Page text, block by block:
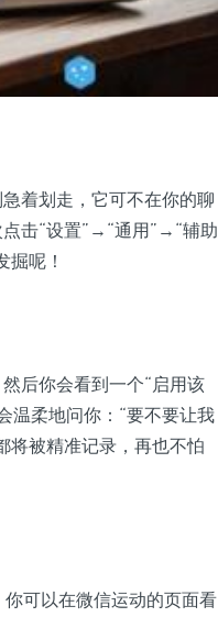
着划走，它可不在你的聊
击“设置”→“通用”→“辅助
呢！
后你会看到一个“启用该
温柔地问你：“要不要让我
将被精准记录，再也不怕
可以在微信运动的页面看